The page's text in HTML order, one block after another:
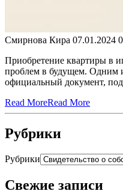
Смирнова Кира 07.01.2024
Приобретение квартиры в
проблем в будущем. Одним
официальный документ,
Read MoreRead More
Рубрики
Рубрики
Свежие записи